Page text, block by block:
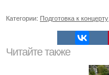
Категории: Подготовка к концерту
Читайте также